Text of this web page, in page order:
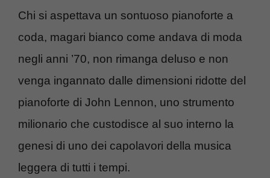
Chi si aspettava un sontuoso pianoforte a
coda, magari bianco come andava di moda
negli anni ’70, non rimanga deluso e non
venga ingannato dalle dimensioni ridotte del
pianoforte di John Lennon, uno strumento
milionario che custodisce al suo interno la
genesi di uno dei capolavori della musica
leggera di tutti i tempi.